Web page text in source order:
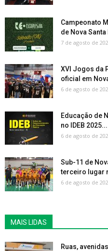
Campeonato
de Nova
7 de agosto de
XVI Jogos da
oficial em
6 de agosto de
Educação de
no IDEB 2025...
6 de agosto de
Sub-11 de
terceiro lugar
6 de agosto de
MAIS LIDAS
Ruas,